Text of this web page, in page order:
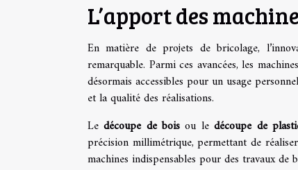
L’apport des
En matière de projets de bricolage,
remarquable. Parmi ces avancées, les
désormais accessibles pour un usage
et la qualité des réalisations.
Ledécoupe de bois ou ledécoupe de
précision millimétrique, permettant de
machines indispensables pour des travaux